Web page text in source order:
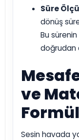
Süre
dönüş
Bu sürenin
doğrudan
ve
Formül
Sesin havada